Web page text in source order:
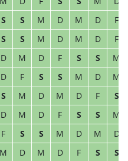
S S M D M D
F
S S M D M D
F
D M D F S S
M
D F S S M D
M
S M D M D F
S
D M D F S S
M
F S S M D M
D
M D M D F S
S